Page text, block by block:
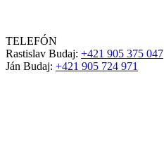
TELEFÓN
Rastislav Budaj: +421 905 375 047
Ján Budaj: +421 905 724 971